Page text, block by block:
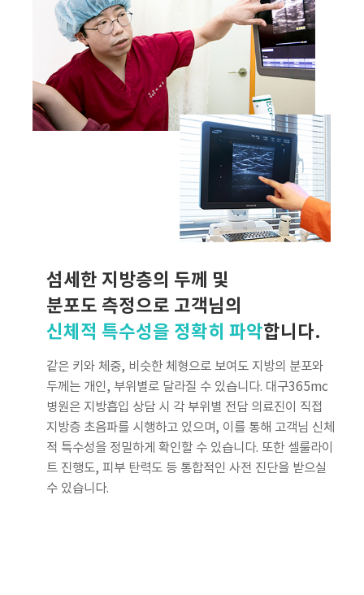
섬세한 지방층의 두께 및
분포도 측정으로 고객님의
신체적 특수성을 정확히 파악합니다.
같은 키와 체중, 비슷한 체형으로 보여도 지방의 분포와
두께는 개인, 부위별로 달라질 수 있습니다. 대구365mc
병원은 지방흡입 상담 시 각 부위별 전담 의료진이 직접
지방층 초음파를 시행하고 있으며, 이를 통해 고객님 신체
적 특수성을 정밀하게 확인할 수 있습니다. 또한 셀룰라이
트 진행도, 피부 탄력도 등 통합적인 사전 진단을 받으실
수 있습니다.